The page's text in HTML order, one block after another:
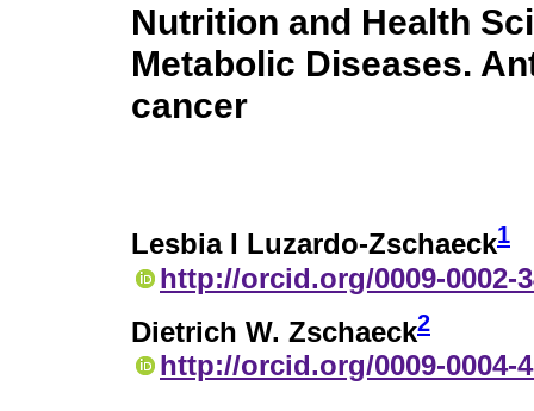
Nutrition and Health
Metabolic Diseases.
cancer
Lesbia I Luzardo-Zschaeck1
http://orcid.org/0009-0002-
Dietrich W. Zschaeck2
http://orcid.org/0009-0004-